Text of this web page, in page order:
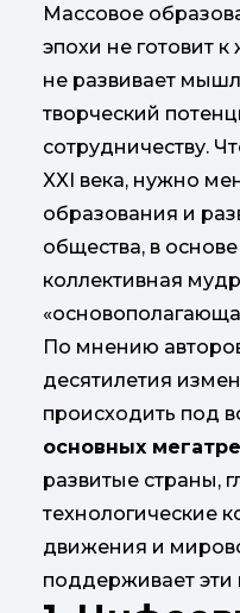
Массовое
эпохи не готовит
не развивает
творческий
сотрудничеству.
XXI века, нужно
образования и
общества, в
коллективная
По мнению
десятилетия
происходить под
основных
развитые страны,
технологические
движения и
поддерживает